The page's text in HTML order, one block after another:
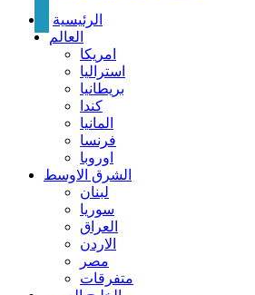
الرئيسية
العالم
امريكا
استراليا
بريطانيا
كندا
المانيا
فرنسا
اوروبا
الشرق الاوسط
لبنان
سوريا
العراق
الاردن
مصر
متفرقات